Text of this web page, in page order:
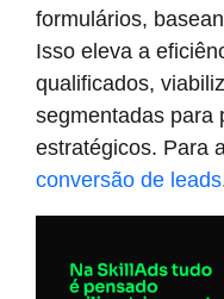
formulários,
Isso eleva a
qualificados,
segmentadas para
estratégicos. Para
conversão de leads